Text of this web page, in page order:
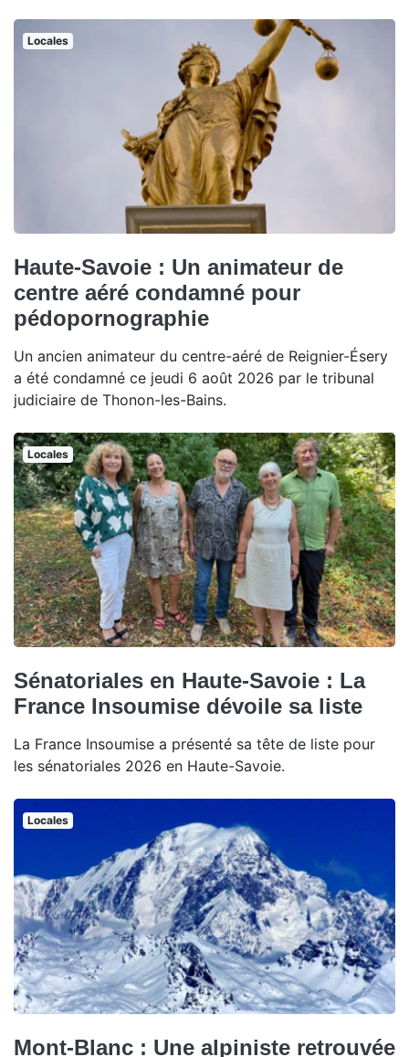
Locales
Haute-Savoie : Un animateur de
centre aéré condamné pour
pédopornographie
Un ancien animateur du centre-aéré de Reignier-Ésery
a été condamné ce jeudi 6 août 2026 par le tribunal
judiciaire de Thonon-les-Bains.
Locales
Sénatoriales en Haute-Savoie : La
France Insoumise dévoile sa liste
La France Insoumise a présenté sa tête de liste pour
les sénatoriales 2026 en Haute-Savoie.
Locales
Mont-Blanc : Une alpiniste retrouvée